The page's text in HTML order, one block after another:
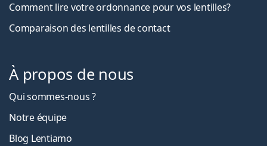
Comment lire votre ordonnance pour vos lentilles?
Comparaison des lentilles de contact
À propos de nous
Qui sommes-nous ?
Notre équipe
Blog Lentiamo